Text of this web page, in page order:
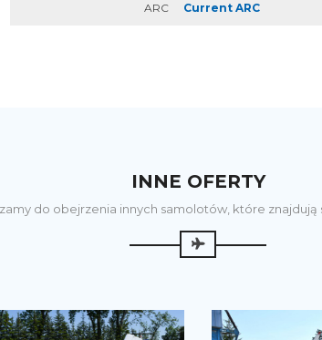
ARC Current ARC
INNE OFERTY
do obejrzenia innych samolotów, które znajdują